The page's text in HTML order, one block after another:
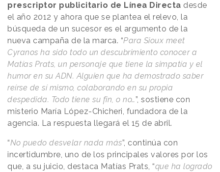
prescriptor publicitario de Línea Directa desde
el año 2012 y ahora que se plantea el relevo, la
búsqueda de un sucesor es el argumento de la
nueva campaña de la marca. “Para Sioux meet
Cyranos ha sido todo un descubrimiento conocer a
Matías Prats, un personaje que tiene la simpatía y el
humor en su ADN. Alguien que ha demostrado saber
reírse de sí mismo, colaborando en su propia
despedida. Todo tiene su fin, o no…”, sostiene con
misterio María López-Chicheri, fundadora de la
agencia. La respuesta llegará el 15 de abril.
“No puedo desvelar nada más”, continúa con
incertidumbre, uno de los principales valores por los
que, a su juicio, destaca Matías Prats, “que ha logrado